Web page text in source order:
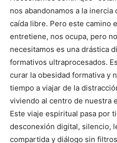
nos abandonamos a la inercia
caída libre. Pero este camino
entretiene, nos ocupa, pero
necesitamos es una drástica
formativos ultraprocesados.
curar la obesidad formativa y
tiempo a viajar de la
viviendo al centro de nuestra
Este viaje espiritual pasa por
desconexión digital, silencio,
compartida y diálogo sin